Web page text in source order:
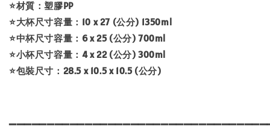
⭐️材質：塑膠PP
⭐️大杯尺寸容量：10 x 27 (公分) 1350ml
⭐️中杯尺寸容量：6 x 25 (公分) 700ml
⭐️小杯尺寸容量：4 x 22 (公分) 300ml
⭐️包裝尺寸：28.5 x 10.5 x 10.5 (公分)